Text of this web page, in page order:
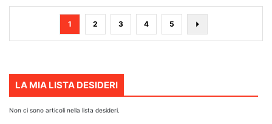
Pagina
Attualmente
stai
pagina
1 Pagina
2 Pagina
3 Pagina
4 Pagina
5
LA MIA LISTA DESIDERI
Non ci sono articoli nella lista desideri.